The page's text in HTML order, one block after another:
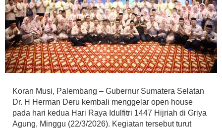
Koran Musi, Palembang – Gubernur Sumatera Selatan
Dr. H Herman Deru kembali menggelar open house
pada hari kedua Hari Raya Idulfitri 1447 Hijriah di Griya
Agung, Minggu (22/3/2026). Kegiatan tersebut turut